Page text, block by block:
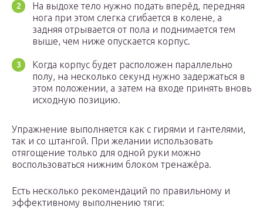
На выдохе тело нужно подать вперёд, передняя
нога при этом слегка сгибается в колене, а
задняя отрывается от пола и поднимается тем
выше, чем ниже опускается корпус.
Когда корпус будет расположен параллельно
полу, на несколько секунд нужно задержаться в
этом положении, а затем на входе принять вновь
исходную позицию.
Упражнение выполняется как с гирями и гантелями,
так и со штангой. При желании использовать
отягощение только для одной руки можно
воспользоваться нижним блоком тренажёра.
Есть несколько рекомендаций по правильному и
эффективному выполнению тяги: